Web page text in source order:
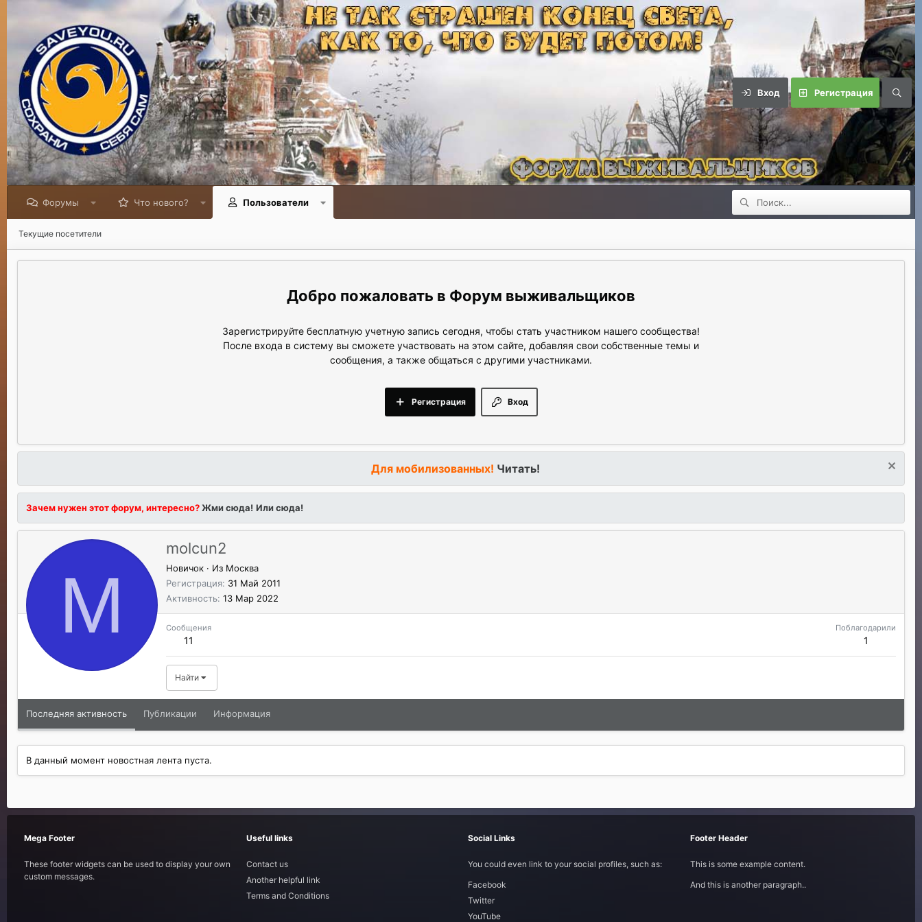
Вход Регистрация
Форумы Что нового? Пользователи
Текущие посетители
Форум выживальщиков
Зарегистрируйте бесплатную учетную запись сегодня, чтобы стать участником нашего сообщества!
После входа в систему вы сможете участвовать на этом сайте, добавляя свои собственные темы и
сообщения, а также общаться с другими участниками.
Вход
Регистрация
Для мобилизованных! Читать!
Зачем нужен этот форум, интересно?Жми сюда! Или сюда!
M
molcun2
Новичок · Из Москва
Регистрация 31 Май 2011
Активность 13 Мар 2022
Сообщения
11
Поблагодарили
1
Найти
Последняя активность Публикации Информация
В данный момент новостная лента пуста.
Mega Footer
These footer widgets can be used to display your own
custom messages.
Useful links
Contact us
Another helpful link
Terms and Conditions
Social Links
You could even link to your social profiles, such as:
Facebook
Twitter
YouTube
Footer Header
This is some example content.
And this is another paragraph..